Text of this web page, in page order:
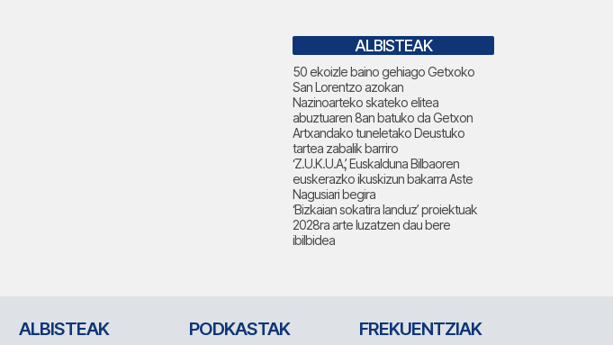
ALBISTEAK
50 ekoizle baino gehiago Getxoko
San Lorentzo azokan
Nazinoarteko skateko elitea
abuztuaren 8an batuko da Getxon
Artxandako tuneletako Deustuko
tartea zabalik barriro
‘Z.U.K.U.A.’, Euskalduna Bilbaoren
euskerazko ikuskizun bakarra Aste
Nagusiari begira
‘Bizkaian sokatira landuz’ proiektuak
2028ra arte luzatzen dau bere
ibilbidea
ALBISTEAK PODKASTAK FREKUENTZIAK